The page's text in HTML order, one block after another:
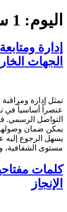
اليوم: 1 سبتمبر، 2025
إدارة
الجهات
تمثل إدارة
عنصراً أساسياً في
التواصل الرسمي.
يمكن ضمان
يسهل الرجوع إليه
مستوى الشفافية،
كلمات
الإنجاز